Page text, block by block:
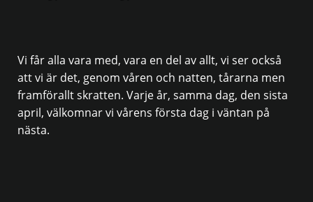
Vi får alla vara med, vara en del av allt, vi ser också
att vi är det, genom våren och natten, tårarna men
framförallt skratten. Varje år, samma dag, den sista
april, välkomnar vi vårens första dag i väntan på
nästa.